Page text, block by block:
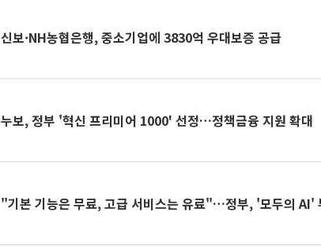
신보·NH농협은행, 중소기업에 3830억 우대보증 공급
누보, 정부 '혁신 프리미어 1000' 선정…정책금융 지원 확대
"기본 기능은 무료, 고급 서비스는 유료"…정부, '모두의 AI'